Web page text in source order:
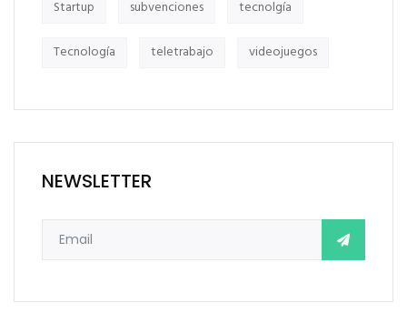
Startup subvenciones tecnolgía
Tecnología teletrabajo videojuegos
NEWSLETTER